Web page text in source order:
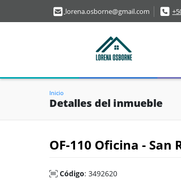
lorena.osborne@gmail.com
Inicio
Detalles del inmueble
OF-110 Oficina - San
Código: 3492620